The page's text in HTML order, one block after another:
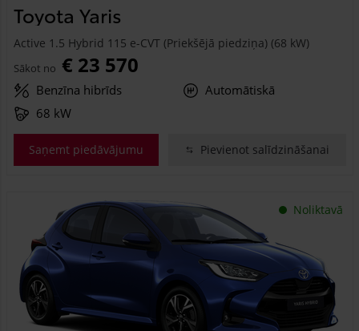
Toyota Yaris
Active 1.5 Hybrid 115 e-CVT (Priekšējā piedziņa) (68 kW)
Sākot no € 23 570
Benzīna hibrīds
Automātiskā
68 kW
Saņemt piedāvājumu Pievienot salīdzināšanai
Noliktavā